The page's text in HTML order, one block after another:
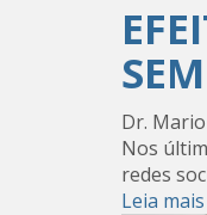
Dr.
Nos
redes
Leia mais